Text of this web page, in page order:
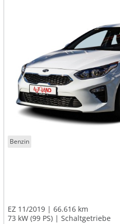
Benzin
EZ 11/2019
66.616 km
73 kW (99 PS)
Schaltgetriebe